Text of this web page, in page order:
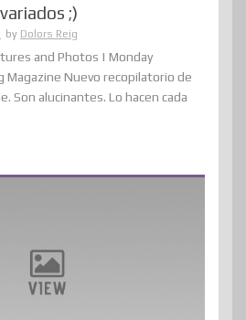
;)
by Dolors Reig
and Photos | Monday
Magazine Nuevo recopilatorio de
Son alucinantes. Lo hacen cada